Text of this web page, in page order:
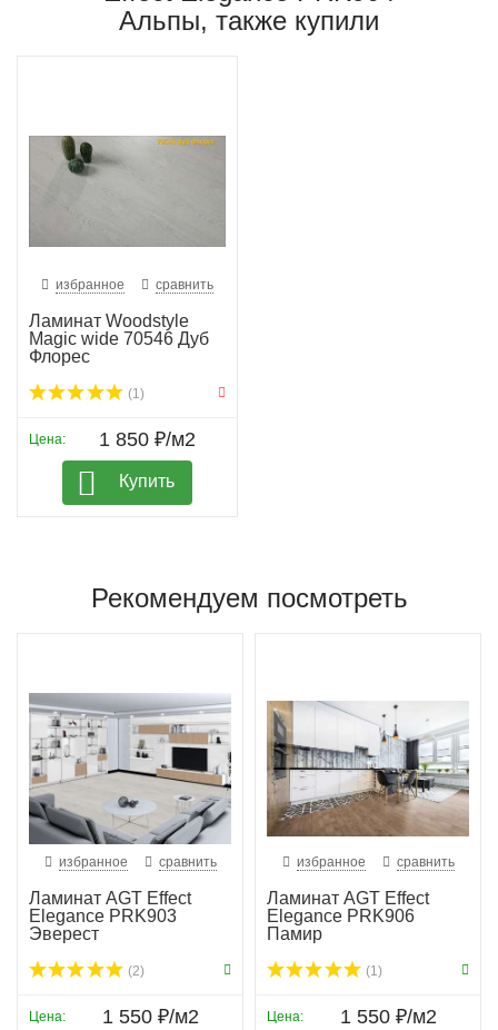
Альпы, также купили
избранное сравнить
Ламинат Woodstyle
Magic wide 70546 Дуб
Флорес
(1)
Цена: 1 850 ₽/м2
Купить
Рекомендуем посмотреть
избранное сравнить
Ламинат AGT Effect
Elegance PRK903
Эверест
(2)
Цена: 1 550 ₽/м2
избранное сравнить
Ламинат AGT Effect
Elegance PRK906
Памир
(1)
Цена: 1 550 ₽/м2